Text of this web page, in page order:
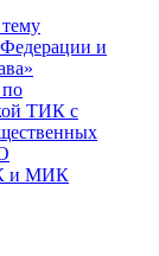
и
по
ТИК с
и МИК